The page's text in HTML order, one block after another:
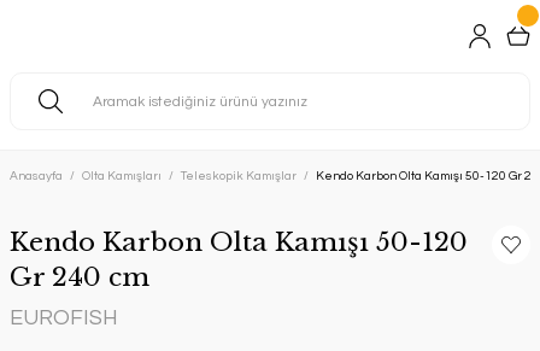
Anasayfa Olta Kamışları Teleskopik Kamışlar Kendo Karbon Olta Kamışı 50-120 Gr
Kendo Karbon Olta Kamışı 50-120
Gr 240 cm
EUROFISH